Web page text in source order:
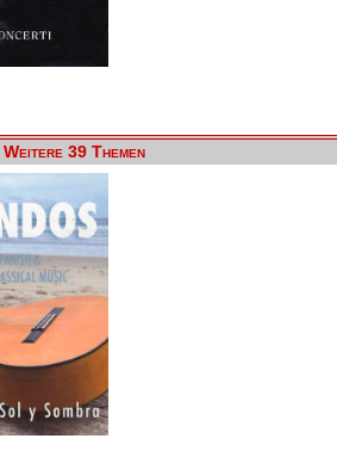
Weitere 39 Themen